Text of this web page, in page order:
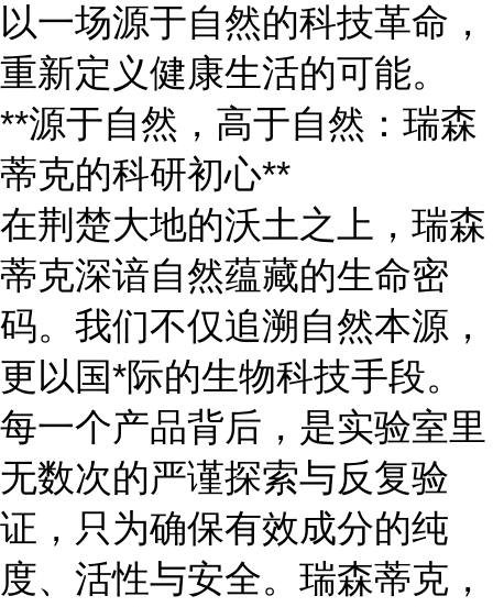
以一场源于自然的科技革命，
重新定义健康生活的可能。
**源于自然，高于自然：瑞森
蒂克的科研初心**
在荆楚大地的沃土之上，瑞森
蒂克深谙自然蕴藏的生命密
码。我们不仅追溯自然本源，
更以国*际的生物科技手段。
每一个产品背后，是实验室里
无数次的严谨探索与反复验
证，只为确保有效成分的纯
度、活性与安全。瑞森蒂克，